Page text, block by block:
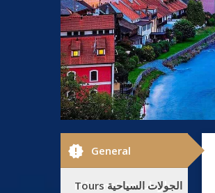
new_releases General
Information معلوماتTours الجولات السياحية